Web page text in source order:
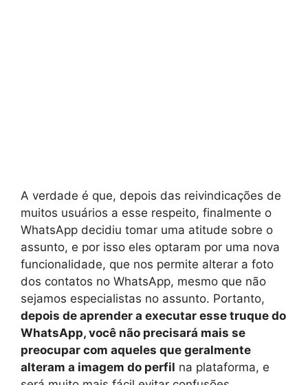
A verdade é que, depois das reivindicações de
muitos usuários a esse respeito, finalmente o
WhatsApp decidiu tomar uma atitude sobre o
assunto, e por isso eles optaram por uma nova
funcionalidade, que nos permite alterar a foto
dos contatos no WhatsApp, mesmo que não
sejamos especialistas no assunto. Portanto,
depois de aprender a executar esse truque do
WhatsApp, você não precisará mais se
preocupar com aqueles que geralmente
alteram a imagem do perfil na plataforma, e